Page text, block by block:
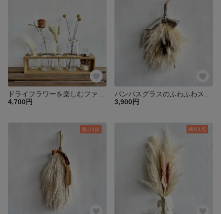
4,700円
3,900円
残り1点 残り1点